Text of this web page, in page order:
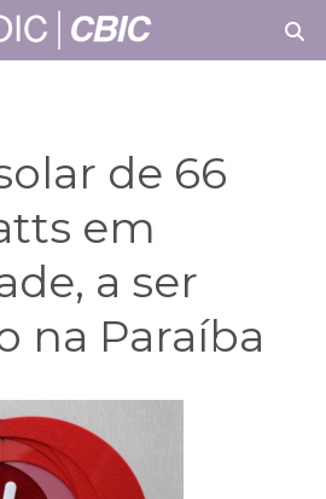
de 66
em
a ser
na Paraíba